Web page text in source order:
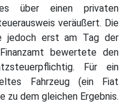
über einen privaten
veräußert. Die
jedoch erst am Tag der
bewertete den
Für ein
Fahrzeug (ein Fiat
zu dem gleichen Ergebnis.